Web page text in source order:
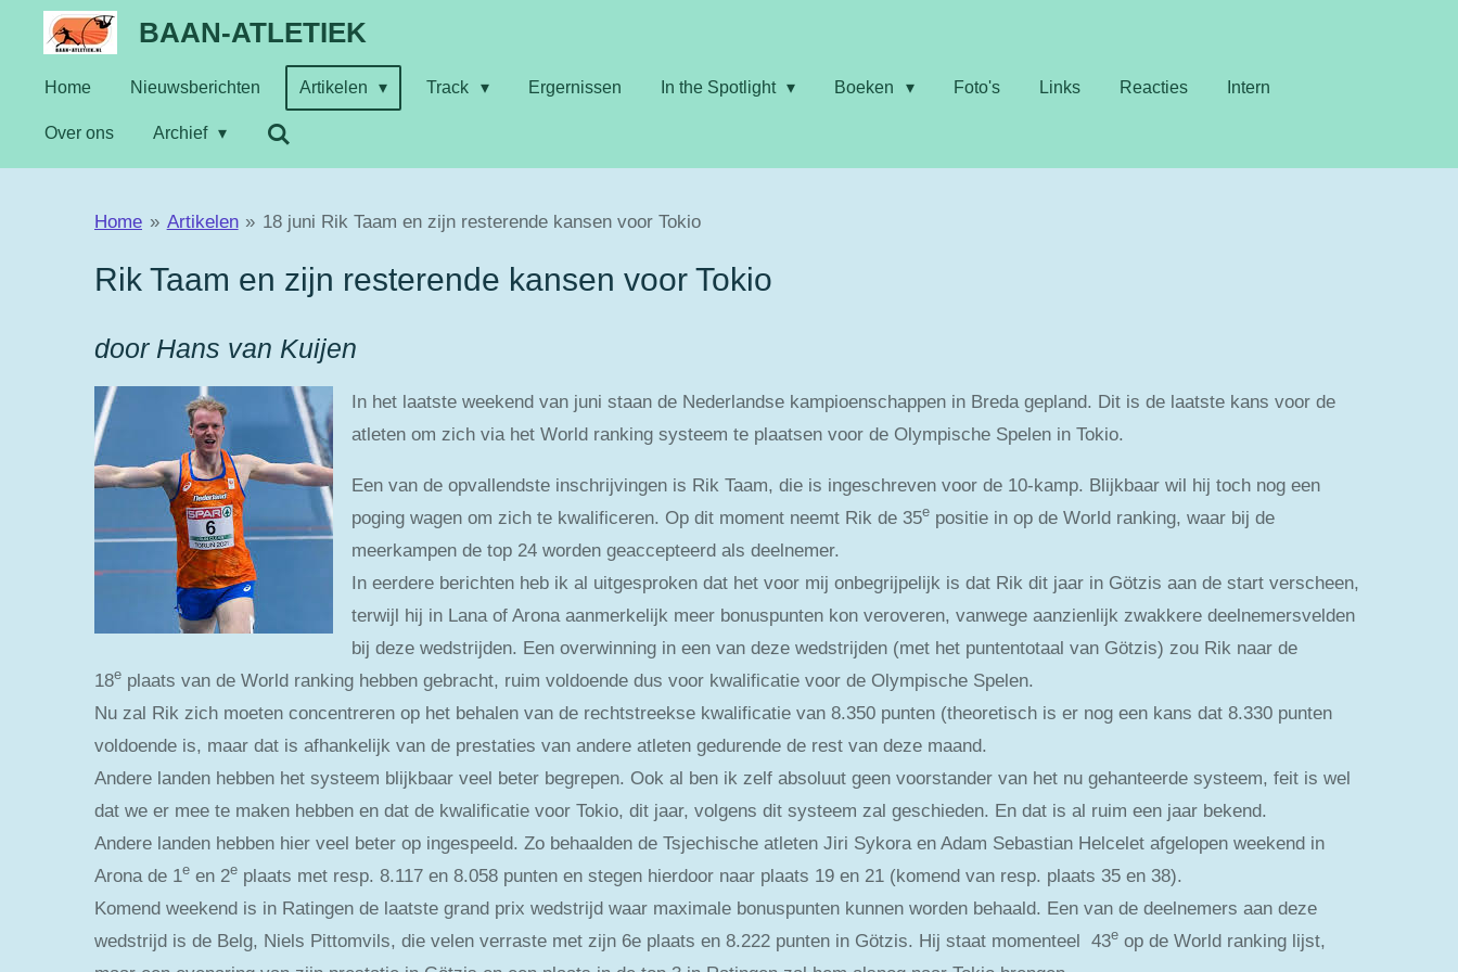
direct
naar
BAAN-ATLETIEK
Home Nieuwsberichten Artikelen Track Ergernissen In the Spotlight Boeken Foto's Links Reacties Intern
Over ons Archief
Home » Artikelen » 18 juni Rik Taam en zijn resterende kansen voor Tokio
Rik Taam en zijn resterende kansen voor Tokio
door Hans van Kuijen
In het laatste weekend van juni staan de Nederlandse kampioenschappen in Breda gepland. Dit is de laatste kans voor de
atleten om zich via het World ranking systeem te plaatsen voor de Olympische Spelen in Tokio.
Een van de opvallendste inschrijvingen is Rik Taam, die is ingeschreven voor de 10-kamp. Blijkbaar wil hij toch nog een
poging wagen om zich te kwalificeren. Op dit moment neemt Rik de 35e positie in op de World ranking, waar bij de
meerkampen de top 24 worden geaccepteerd als deelnemer.
In eerdere berichten heb ik al uitgesproken dat het voor mij onbegrijpelijk is dat Rik dit jaar in Götzis aan de start verscheen,
terwijl hij in Lana of Arona aanmerkelijk meer bonuspunten kon veroveren, vanwege aanzienlijk zwakkere deelnemersvelden
bij deze wedstrijden. Een overwinning in een van deze wedstrijden (met het puntentotaal van Götzis) zou Rik naar de
18e plaats van de World ranking hebben gebracht, ruim voldoende dus voor kwalificatie voor de Olympische Spelen.
Nu zal Rik zich moeten concentreren op het behalen van de rechtstreekse kwalificatie van 8.350 punten (theoretisch is er nog een kans dat 8.330 punten
voldoende is, maar dat is afhankelijk van de prestaties van andere atleten gedurende de rest van deze maand.
Andere landen hebben het systeem blijkbaar veel beter begrepen. Ook al ben ik zelf absoluut geen voorstander van het nu gehanteerde systeem, feit is wel
dat we er mee te maken hebben en dat de kwalificatie voor Tokio, dit jaar, volgens dit systeem zal geschieden. En dat is al ruim een jaar bekend.
Andere landen hebben hier veel beter op ingespeeld. Zo behaalden de Tsjechische atleten Jiri Sykora en Adam Sebastian Helcelet afgelopen weekend in
Arona de 1e en 2e plaats met resp. 8.117 en 8.058 punten en stegen hierdoor naar plaats 19 en 21 (komend van resp. plaats 35 en 38).
Komend weekend is in Ratingen de laatste grand prix wedstrijd waar maximale bonuspunten kunnen worden behaald. Een van de deelnemers aan deze
wedstrijd is de Belg, Niels Pittomvils, die velen verraste met zijn 6e plaats en 8.222 punten in Götzis. Hij staat momenteel 43e op de World ranking lijst,